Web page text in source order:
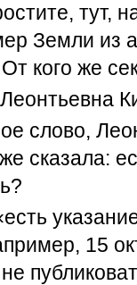
тут,
Земли из
кого же
слово,
сказала:
15